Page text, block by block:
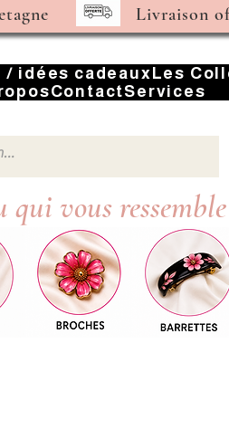
Livraison
idées cadeaux Les
ContactServices
qui vous ressemble